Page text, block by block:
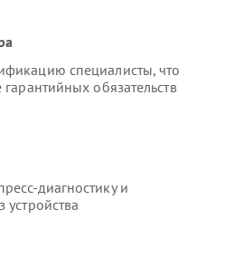
специалисты, что
обязательств
диагностику и